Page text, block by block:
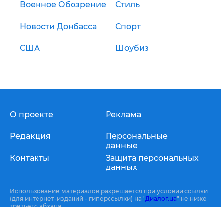
Военное Обозрение Стиль
Новости Донбасса Спорт
США Шоубиз
О проекте
Редакция
Контакты
Реклама
Персональные
данные
Защита персональных
данных
Использование материалов разрешается при условии ссылки
(для интернет-изданий - гиперссылки) на "Диалог.ua" не ниже